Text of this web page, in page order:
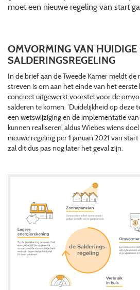
moet een nieuwe regeling van start
OMVORMING VAN HUIDIGE
SALDERINGSREGELING
In de brief aan de Tweede Kamer meldt
streven is om aan het einde van het
concreet uitgewerkt voorstel voor de
salderen te komen. ‘Duidelijkheid op deze
een wetswijziging en de implementatie
kunnen realiseren’, aldus Wiebes wiens
nieuwe regeling per 1 januari 2021 van
zal dit dus pas nog later het geval zijn.